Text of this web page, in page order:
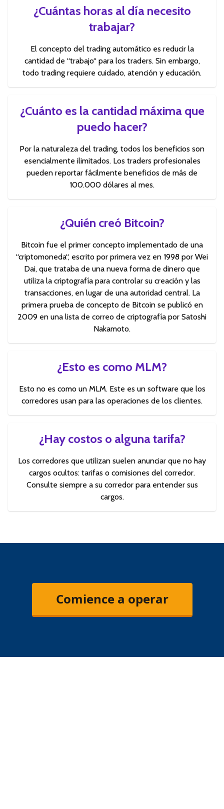
¿Cuántas horas al día necesito
trabajar?
El concepto del trading automático es reducir la
cantidad de “trabajo“ para los traders. Sin embargo,
todo trading requiere cuidado, atención y educación.
¿Cuánto es la cantidad máxima que
puedo hacer?
Por la naturaleza del trading, todos los beneficios son
esencialmente ilimitados. Los traders profesionales
pueden reportar fácilmente beneficios de más de
100.000 dólares al mes.
¿Quién creó Bitcoin?
Bitcoin fue el primer concepto implementado de una
“criptomoneda“, escrito por primera vez en 1998 por Wei
Dai, que trataba de una nueva forma de dinero que
utiliza la criptografía para controlar su creación y las
transacciones, en lugar de una autoridad central. La
primera prueba de concepto de Bitcoin se publicó en
2009 en una lista de correo de criptografía por Satoshi
Nakamoto.
¿Esto es como MLM?
Esto no es como un MLM. Este es un software que los
corredores usan para las operaciones de los clientes.
¿Hay costos o alguna tarifa?
Los corredores que utilizan suelen anunciar que no hay
cargos ocultos: tarifas o comisiones del corredor.
Consulte siempre a su corredor para entender sus
cargos.
Comience a operar